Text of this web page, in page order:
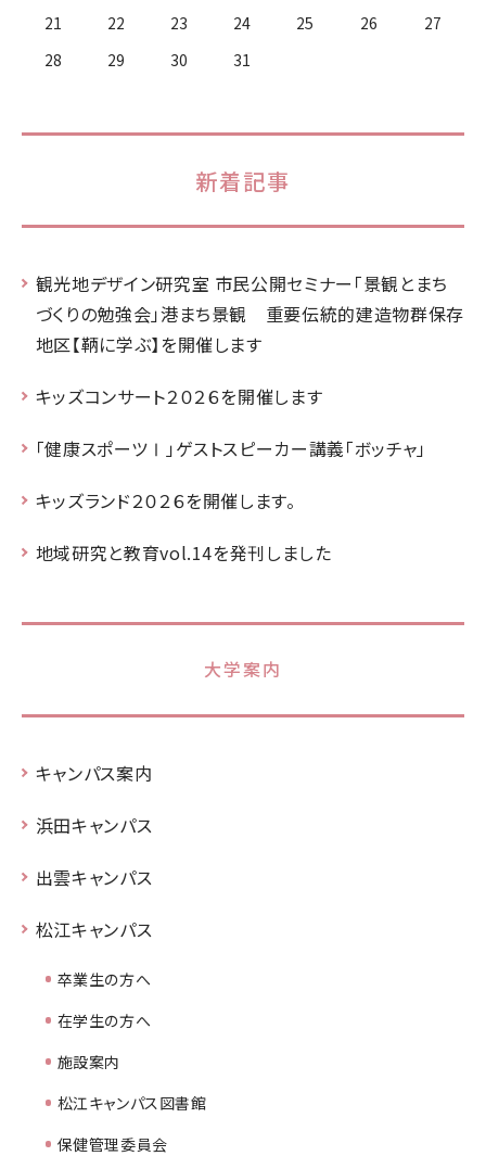
21
22 23 24 25 26
27
28
29 30 31
新着記事
観光地デザイン研究室 市民公開セミナー「景観とまち
づくりの勉強会」港まち景観 重要伝統的建造物群保存
地区【鞆に学ぶ】を開催します
キッズコンサート２０２６を開催します
「健康スポーツⅠ」ゲストスピーカー講義「ボッチャ」
キッズランド２０２６を開催します。
地域研究と教育vol.14を発刊しました
大学案内
キャンパス案内
浜田キャンパス
出雲キャンパス
松江キャンパス
卒業生の方へ
在学生の方へ
施設案内
松江キャンパス図書館
保健管理委員会